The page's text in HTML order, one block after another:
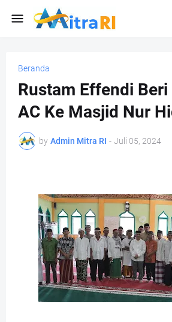
Beranda
Rustam Effendi
AC Ke Masjid Nur
by Admin Mitra RI - Juli 05, 2024